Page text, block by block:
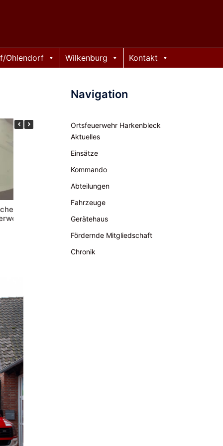
Ohlendorf Wilkenburg Kontakt
Montag für die
Hemmingen
Stadtfeuerwehr Hemmingen am
1. Mai doppelt gefordert
Navigation
Ortsfeuerwehr Harkenbleck
Aktuelles
Einsätze
Kommando
Abteilungen
Fahrzeuge
Gerätehaus
Fördernde Mitgliedschaft
Chronik